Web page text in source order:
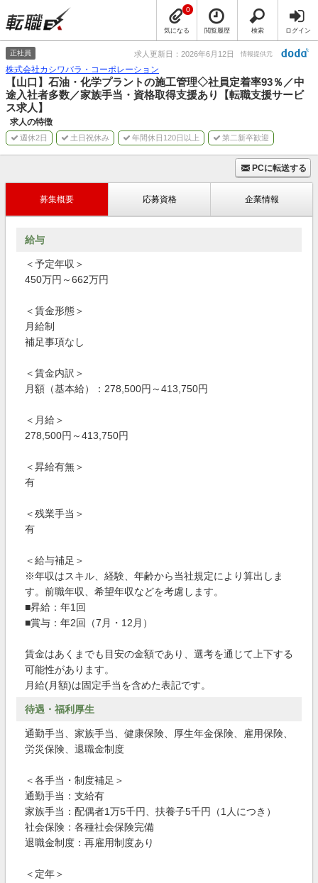
気になる
0
閲覧履歴 検索 ログイン
正社員 求人更新日：2026年6月12日 情報提供元
株式会社カシワバラ・コーポレーション
【山口】石油・化学プラントの施工管理◇社員定着率93％／中
途入社者多数／家族手当・資格取得支援あり【転職支援サービ
ス求人】
求人の特徴
週休2日 土日祝休み 年間休日120日以上 第二新卒歓迎
PCに転送する
募集概要 応募資格 企業情報
給与
＜予定年収＞
450万円～662万円
＜賃金形態＞
月給制
補足事項なし
＜賃金内訳＞
月額（基本給）：278,500円～413,750円
＜月給＞
278,500円～413,750円
＜昇給有無＞
有
＜残業手当＞
有
＜給与補足＞
※年収はスキル、経験、年齢から当社規定により算出しま
す。前職年収、希望年収などを考慮します。
■昇給：年1回
■賞与：年2回（7月・12月）
賃金はあくまでも目安の金額であり、選考を通じて上下する
可能性があります。
月給(月額)は固定手当を含めた表記です。
待遇・福利厚生
通勤手当、家族手当、健康保険、厚生年金保険、雇用保険、
労災保険、退職金制度
＜各手当・制度補足＞
通勤手当：支給有
家族手当：配偶者1万5千円、扶養子5千円（1人につき）
社会保険：各種社会保険完備
退職金制度：再雇用制度あり
＜定年＞